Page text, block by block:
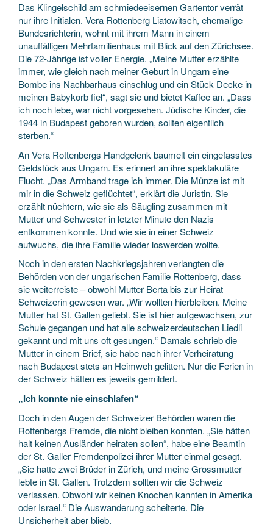
Das Klingelschild am schmiedeeisernen Gartentor verrät
nur ihre Initialen. Vera Rottenberg Liatowitsch, ehemalige
Bundesrichterin, wohnt mit ihrem Mann in einem
unauffälligen Mehrfamilienhaus mit Blick auf den Zürichsee.
Die 72-Jährige ist voller Energie. „Meine Mutter erzählte
immer, wie gleich nach meiner Geburt in Ungarn eine
Bombe ins Nachbarhaus einschlug und ein Stück Decke in
meinen Babykorb fiel“, sagt sie und bietet Kaffee an. „Dass
ich noch lebe, war nicht vorgesehen. Jüdische Kinder, die
1944 in Budapest geboren wurden, sollten eigentlich
sterben.“
An Vera Rottenbergs Handgelenk baumelt ein eingefasstes
Geldstück aus Ungarn. Es erinnert an ihre spektakuläre
Flucht. „Das Armband trage ich immer. Die Münze ist mit
mir in die Schweiz geflüchtet“, erklärt die Juristin. Sie
erzählt nüchtern, wie sie als Säugling zusammen mit
Mutter und Schwester in letzter Minute den Nazis
entkommen konnte. Und wie sie in einer Schweiz
aufwuchs, die ihre Familie wieder loswerden wollte.
Noch in den ersten Nachkriegsjahren verlangten die
Behörden von der ungarischen Familie Rottenberg, dass
sie weiterreiste – obwohl Mutter Berta bis zur Heirat
Schweizerin gewesen war. „Wir wollten hierbleiben. Meine
Mutter hat St. Gallen geliebt. Sie ist hier aufgewachsen, zur
Schule gegangen und hat alle schweizerdeutschen Liedli
gekannt und mit uns oft gesungen.“ Damals schrieb die
Mutter in einem Brief, sie habe nach ihrer Verheiratung
nach Budapest stets an Heimweh gelitten. Nur die Ferien in
der Schweiz hätten es jeweils gemildert.
„Ich konnte nie einschlafen“
Doch in den Augen der Schweizer Behörden waren die
Rottenbergs Fremde, die nicht bleiben konnten. „Sie hätten
halt keinen Ausländer heiraten sollen“, habe eine Beamtin
der St. Galler Fremdenpolizei ihrer Mutter einmal gesagt.
„Sie hatte zwei Brüder in Zürich, und meine Grossmutter
lebte in St. Gallen. Trotzdem sollten wir die Schweiz
verlassen. Obwohl wir keinen Knochen kannten in Amerika
oder Israel.“ Die Auswanderung scheiterte. Die
Unsicherheit aber blieb.